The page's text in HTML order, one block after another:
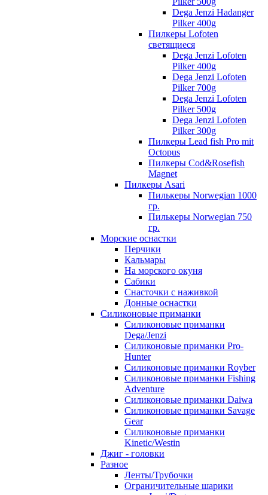
Dega Jenzi Hadanger
Pilker 400g
Пилкеры Lofoten
светящиеся
Dega Jenzi Lofoten
Pilker 400g
Dega Jenzi Lofoten
Pilker 700g
Dega Jenzi Lofoten
Pilker 500g
Dega Jenzi Lofoten
Pilker 300g
Пилкеры Lead fish Pro mit
Octopus
Пилкеры Cod&Rosefish
Magnet
Пилкеры Asari
Пилькеры Norwegian 1000
гр.
Пилькеры Norwegian 750
гр.
Морские оснастки
Перчики
Кальмары
На морского окуня
Сабики
Снасточки с наживкой
Донные оснастки
Силиконовые приманки
Силиконовые приманки
Dega/Jenzi
Силиконовые приманки Pro-
Hunter
Силиконовые приманки Royber
Силиконовые приманки Fishing
Adventure
Силиконовые приманки Daiwa
Силиконовые приманки Savage
Gear
Силиконовые приманки
Kinetic/Westin
Джиг - головки
Разное
Ленты/Трубочки
Ограничительные шарики